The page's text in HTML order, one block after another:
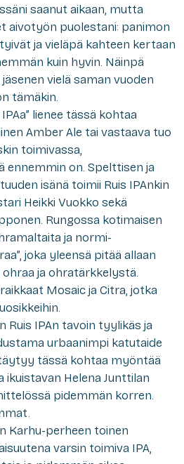
saanut aikaan, mutta
aivotyön puolestani: panimon
ja vieläpä kahteen kertaan
kuin hyvin. Näinpä
vielä saman vuoden
tämäkin.
lienee tässä kohtaa
Amber Ale tai vastaava tuo
toimivassa,
ennemmin on. Spelttisen ja
isänä toimii Ruis IPAnkin
Heikki Vuokko sekä
Rungossa kotimaisen
ja normi-
joka yleensä pitää allaan
ja ohratärkkelystä.
Mosaic ja Citra, jotka
Ruis IPAn tavoin tyylikäs ja
urbaanimpi katutaide
tässä kohtaa myöntää
Helena Junttilan
pidemmän korren.
Karhu-perheen toinen
varsin toimiva IPA,